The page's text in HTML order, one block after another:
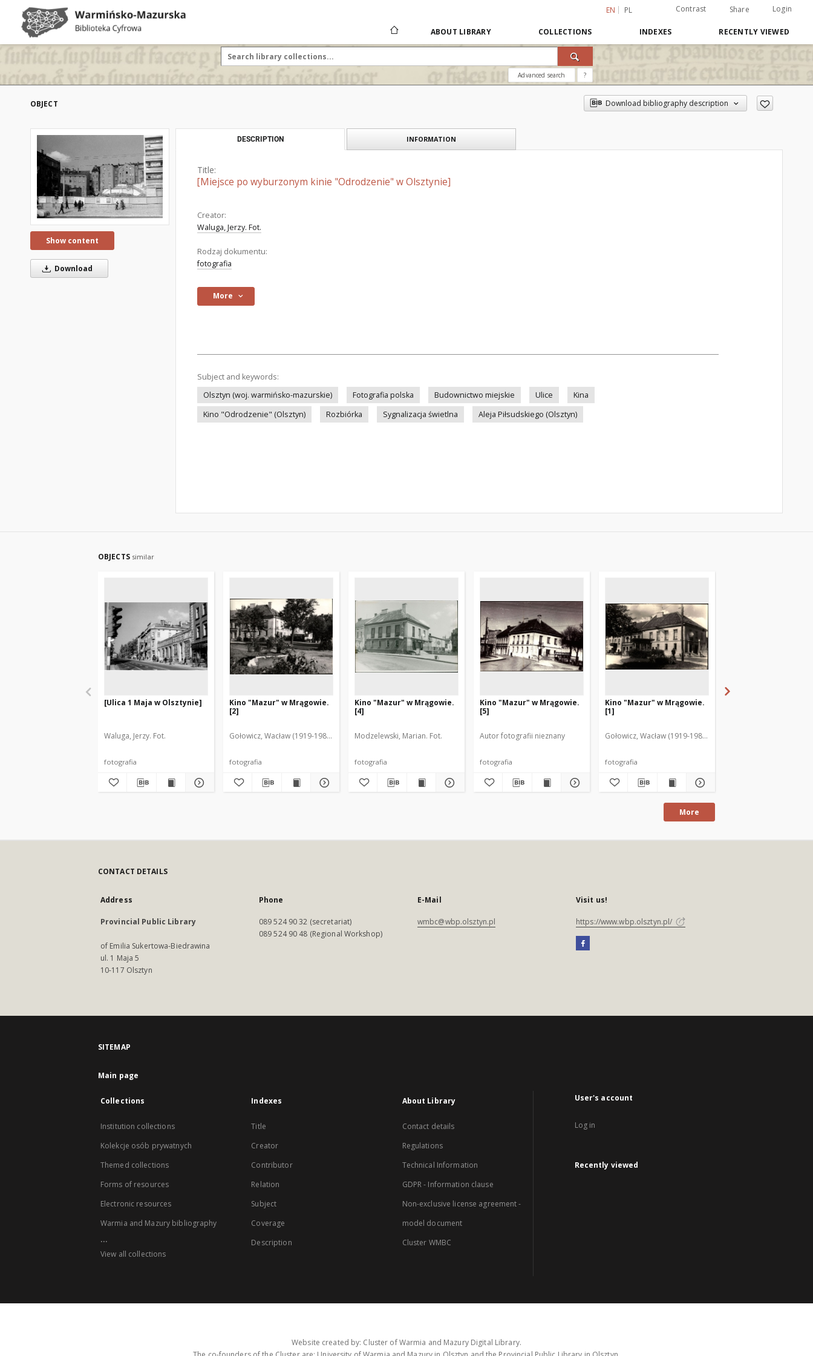
EN PL Contrast Share Login
ABOUT LIBRARY COLLECTIONS INDEXES RECENTLY VIEWED
Advanced search ?
OBJECT Download bibliography description
Show content
Download
DESCRIPTION INFORMATION
Title:
[Miejsce po wyburzonym kinie "Odrodzenie" w Olsztynie]
Creator:
Waluga, Jerzy. Fot.
Rodzaj dokumentu:
fotografia
More
Subject and keywords:
Olsztyn (woj. warmińsko-mazurskie)
Fotografia polska Budownictwo miejskie Ulice
Kina
Kino "Odrodzenie" (Olsztyn)
Rozbiórka Sygnalizacja świetlna Aleja Piłsudskiego (Olsztyn)
OBJECTS similar
[Ulica 1 Maja w Olsztynie]
Waluga, Jerzy. Fot.
fotografia
Kino "Mazur" w Mrągowie.
[2]
Gołowicz, Wacław (1919-1983). Fot.
fotografia
Kino "Mazur" w Mrągowie.
[4]
Modzelewski, Marian. Fot.
fotografia
Kino "Mazur" w Mrągowie.
[5]
Autor fotografii nieznany
fotografia
Kino "Mazur" w Mrągowie.
[1]
Gołowicz, Wacław (1919-1983). Fot.
fotografia
More
CONTACT DETAILS
Address
Provincial Public Library
of Emilia Sukertowa-Biedrawina
ul. 1 Maja 5
10-117 Olsztyn
Phone
089 524 90 32 (secretariat)
089 524 90 48 (Regional Workshop)
E-Mail
wmbc@wbp.olsztyn.pl
Visit us!
https://www.wbp.olsztyn.pl/
SITEMAP
Main page
Collections
Institution collections
Kolekcje osób prywatnych
Themed collections
Forms of resources
Electronic resources
Warmia and Mazury bibliography
...
View all collections
Indexes
Title
Creator
Contributor
Relation
Subject
Coverage
Description
About Library
Contact details
Regulations
Technical Information
GDPR - Information clause
Non-exclusive license agreement -
model document
Cluster WMBC
User's account
Log in
Recently viewed
Website created by: Cluster of Warmia and Mazury Digital Library.